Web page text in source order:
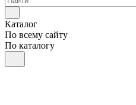
Каталог
По всему сайту
По каталогу